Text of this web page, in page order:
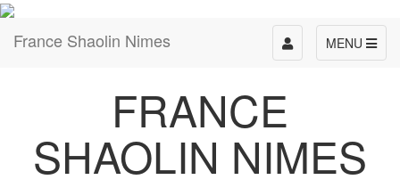
France Shaolin Nimes MENU
Toggle
navigation
FRANCE
SHAOLIN NIMES